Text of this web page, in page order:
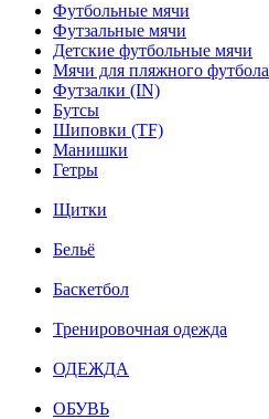
Футбольные мячи
Футзальные мячи
Детские футбольные мячи
Мячи для пляжного футбола
Футзалки (IN)
Бутсы
Шиповки (TF)
Манишки
Гетры
Щитки
Бельё
Баскетбол
Тренировочная одежда
ОДЕЖДА
ОБУВЬ